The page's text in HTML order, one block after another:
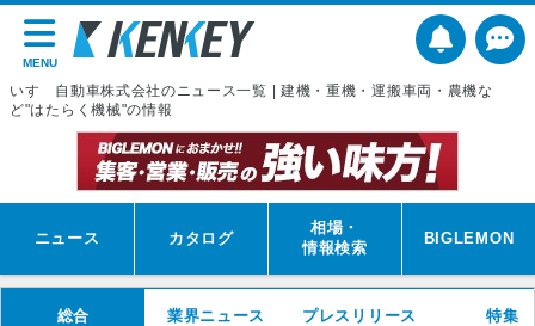
MENU
いすゞ自動車株式会社のニュース一覧 | 建機・重機・運搬車両・農機な
ど"はたらく機械"の情報
ニュース カタログ
相場・
情報検索
BIGLEMON
総合 業界ニュース プレスリリース 特集